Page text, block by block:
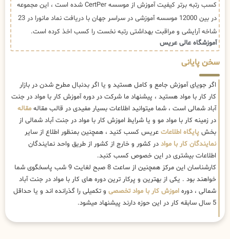
کسب رتبه برتر کیفیت آموزش از موسسه CertPer شده است ، این مجموعه
در بین 12000 موسسه آموزشی در سراسر جهان با دریافت نماد مانورا در 23
شاخه آرایشی و مراقبت بهداشتی رتبه نخست را کسب اخذ کرده است.
آموزشگاه عالی عریس
سخن پایانی
اگر جویای آموزش جامع و کامل هستید و یا اگر بدنبال مطرح شدن در بازار
کار کار با مواد هستید ، پیشنهاد ما شرکت در دوره آموزش کار با مواد در جنت
آباد شمالی است ، شما میتوانید اطلاعات بسیار مفیدی در قالب مقاله مقاله
در زمینه کار با مواد مو و یا شرایط اموزش کار با مواد در جنت آباد شمالی از
بخش پایگاه اطلاعات عریس کسب کنید ، همچنین بمنظور اطلاع از سایر
نمایندگان کار با مواد در کشور و خارج از کشور از طریق واحد نمایندگان
اطلاعات بیشتری در این خصوص کسب کنبد.
کارشناسان این مرکز همچنین از ساعت 8 صبح لغایت 9 شب پاسخگوی شما
خواهند بود . یکی از بهترین و پرکار ترین دوره های کار با مواد در جنت آباد
شمالی ، دوره اموزش کار با مواد تخصصی و تکمیلی را گذرانده اند و یا حداقل
5 سال سابقه کار در این حوزه دارند پیشنهاد میشود.